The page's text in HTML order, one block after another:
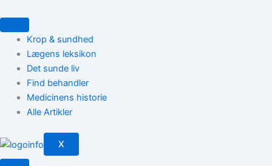
til
indholdetKrop & sundhed
Lægens leksikon
Det sunde liv
Find behandler
Medicinens historie
Alle Artikler
X